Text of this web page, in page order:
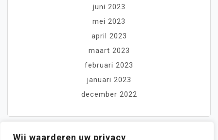
Wij waarderen uw privacy
juni 2023
mei 2023
april 2023
maart 2023
februari 2023
januari 2023
december 2022